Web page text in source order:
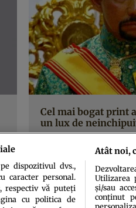
Cel mai bogat print
un lux de
dispozitivul dvs.,
caracter personal.
respectiv vă puteți
cu politica de
Atât noi,
Utilizarea
și/sau
conținut